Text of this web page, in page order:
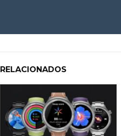
RELACIONADOS